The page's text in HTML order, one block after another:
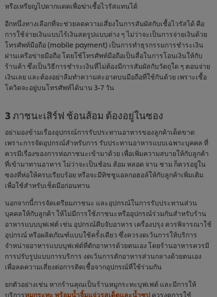
หรือเหรียญไปตากแดดเพื่อฆ่าเชื้อไวรัสแทนได้
อีกหนึ่งทางเลือกที่จะช่วยลดความเสี่ยงในการสัมผัสกับเชื้อไวรัสได้ คือ
การใช้จ่ายเงินแบบไร้เงินสดรูปแบบต่าง ๆ ไม่ว่าจะเป็นการจ่ายเงินด้วย
โทรศัพท์มือถือ (mobile payment) เป็นการทำธุรกรรมการชำระเงิน
ผ่านเครือข่ายมือถือ โดยใช้โทรศัพท์มือถือเป็นสื่อในการโอนเงินให้กับ
ร้านค้า ซึ่งเป็นวิธีการชำระเงินที่ไม่ต้องมีการสัมผัสกับวัตถุใด ๆ ตอนจ่าย
เงินเลย และต้องอย่าลืมทำความสะอาดบนมือถือที่ใช้กันด้วย เพราะเชื้อ
โควิดจะอยู่บนโทรศัพท์ได้นาน 3-7 วัน
3 ภาชนะเสิร์ฟ ช้อนส้อม ต้องอยู่ในซอง
อย่ามองข้ามเรื่องอุปกรณ์การรับประทานอาหารของลูกค้าเด็ดขาด
เพราะการจัดอุปกรณ์สำหรับการ รับประทานอาหารแบบเฉพาะบุคคล ที่
ควรมีเรื่องของการห่อภาชนะเข้ามาด้วย เพื่อเพิ่มความสบายให้กับลูกค้า
ที่เข้ามาทานอาหาร ไม่ว่าจะเป็นช้อน ส้อม หลอด จาน ชาม ก็ควรอยู่ใน
ซองที่ห่อให้ครบเรียบร้อย หรือจะมีทิชชูแอลกอฮอล์ให้กับลูกค้าเพิ่มเติม
เพื่อใช้สำหรับเช็ดมือก่อนทาน
นอกจากนี้การจัดเตรียมภาชนะ และอุปกรณ์ในการรับประทานส่วน
บุคคลให้กับลูกค้า ให้ไม่มีการใช้ภาชนะหรืออุปกรณ์ร่วมกันสำหรับร้าน
อาหารแบบบุฟเฟต์ เช่น อุปกรณ์คีบจับอาหาร เครื่องปรุง ควรพิจารณาใช้
อุปกรณ์ หรือผลิตภัณฑ์แบบใช้ครั้งเดียว ซึ่งควรงดเว้นการให้บริการ
จำหน่ายอาหารแบบบุฟเฟ่ต์ที่ตักอาหารด้วยตนเอง โดยร้านอาหารควรมี
การปรับรูปแบบการบริการ งดเว้นการตักอาหารส่วนกลางด้วยตนเอง
เพื่อลดความเสี่ยงต่อการติดเชื้อจากอุปกรณ์ที่ใช้ร่วมกัน
ยกตัวอย่างเช่น หากร้านคุณเป็นร้านหมูกระทะบุฟเฟต์ และมีการให้
บริการหมูกระทะ พร้อมน้ำจิ้มแจ่วรสเด็ดและน้ำซุป ควรงดการใช้
We use cookies (and similar techniques) to improve